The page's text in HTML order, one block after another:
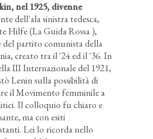
nel 1925, divenne
dell'ala sinistra tedesca,
Hilfe (La Guida Rossa ),
del partito comunista della
creato tra il '24 ed il '36. In
III Internazionale del 1921,
Lenin sulla possibilità di
il Movimento femminile a
Il colloquio fu chiaro e
ma con esiti
Lei lo ricorda nello